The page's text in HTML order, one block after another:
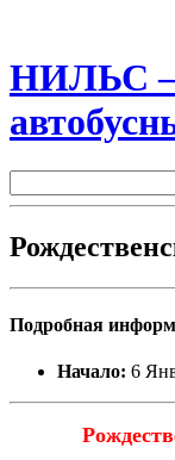
НИЛЬС —
Подробная
Начало: 6